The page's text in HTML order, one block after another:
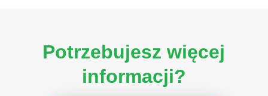
Potrzebujesz więcej
informacji?